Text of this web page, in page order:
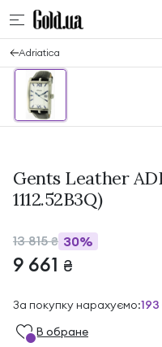
Adriatica
Gents Leather
1112.52B3Q)
13 815₴ 30%
9 661 ₴
За покупку нарахуємо:193
В обране